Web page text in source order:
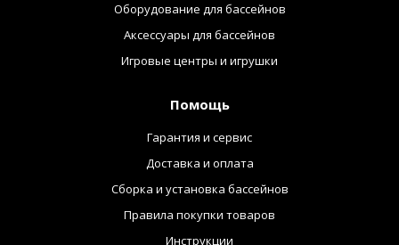
Оборудование для бассейнов
Аксессуары для бассейнов
Игровые центры и игрушки
Помощь
Гарантия и сервис
Доставка и оплата
Сборка и установка бассейнов
Правила покупки товаров
Инструкции